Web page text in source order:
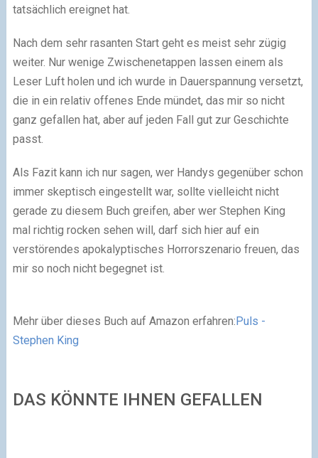
tatsächlich ereignet hat.
Nach dem sehr rasanten Start geht es meist sehr zügig
weiter. Nur wenige Zwischenetappen lassen einem als
Leser Luft holen und ich wurde in Dauerspannung versetzt,
die in ein relativ offenes Ende mündet, das mir so nicht
ganz gefallen hat, aber auf jeden Fall gut zur Geschichte
passt.
Als Fazit kann ich nur sagen, wer Handys gegenüber schon
immer skeptisch eingestellt war, sollte vielleicht nicht
gerade zu diesem Buch greifen, aber wer Stephen King
mal richtig rocken sehen will, darf sich hier auf ein
verstörendes apokalyptisches Horrorszenario freuen, das
mir so noch nicht begegnet ist.
Mehr über dieses Buch auf Amazon erfahren:Puls -
Stephen King
DAS KÖNNTE IHNEN GEFALLEN